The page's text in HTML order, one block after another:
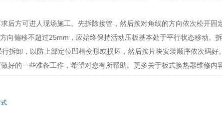
后方可进人现场施工。先拆除接管，然后按对角线的方向依次松开固
向偏移不超过25mm，应始终保持活动压板基本处于平行状态移动。
拆卸，以防上部定位凹槽变形或损坏，然后按片块安装顺序依次码好。
好的一些准备工作，希望对您有所帮助。更多关于板式换热器维修内